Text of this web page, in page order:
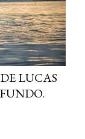
LUCAS